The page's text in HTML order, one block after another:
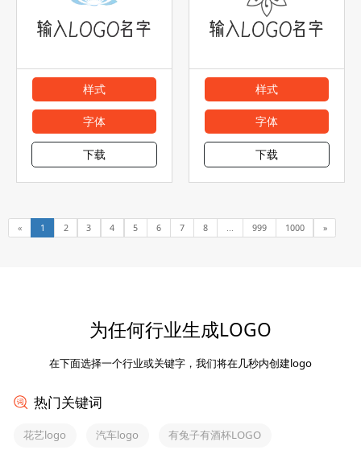
样式
字体
下载
样式
字体
下载
« 1 2 3 4 5 6 7 8 999 1000 »
为任何行业生成LOGO
在下面选择一个行业或关键字，我们将在几秒内创建logo
热门关键词
花艺logo 汽车logo 有兔子有酒杯LOGO